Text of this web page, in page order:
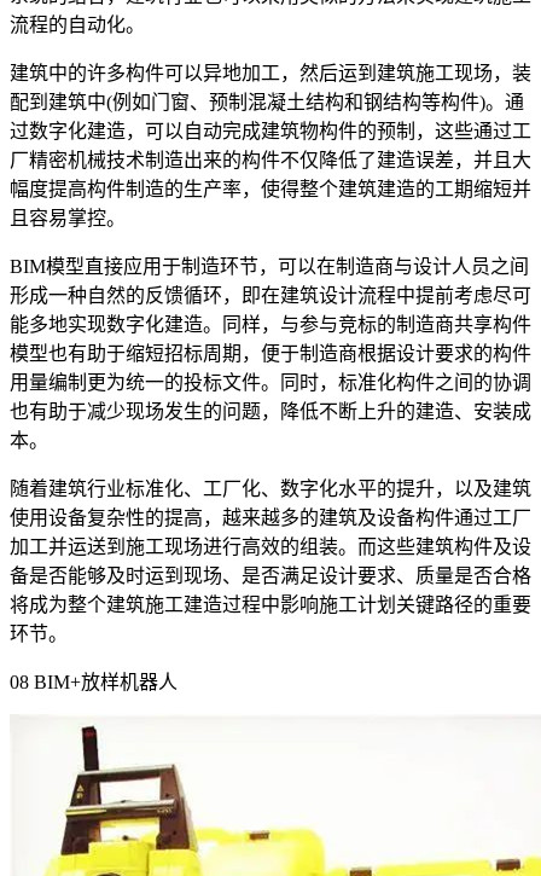
流程的自动化。
建筑中的许多构件可以异地加工，然后运到建筑施工现场，装
配到建筑中(例如门窗、预制混凝土结构和钢结构等构件)。通
过数字化建造，可以自动完成建筑物构件的预制，这些通过工
厂精密机械技术制造出来的构件不仅降低了建造误差，并且大
幅度提高构件制造的生产率，使得整个建筑建造的工期缩短并
且容易掌控。
BIM模型直接应用于制造环节，可以在制造商与设计人员之间
形成一种自然的反馈循环，即在建筑设计流程中提前考虑尽可
能多地实现数字化建造。同样，与参与竞标的制造商共享构件
模型也有助于缩短招标周期，便于制造商根据设计要求的构件
用量编制更为统一的投标文件。同时，标准化构件之间的协调
也有助于减少现场发生的问题，降低不断上升的建造、安装成
本。
随着建筑行业标准化、工厂化、数字化水平的提升，以及建筑
使用设备复杂性的提高，越来越多的建筑及设备构件通过工厂
加工并运送到施工现场进行高效的组装。而这些建筑构件及设
备是否能够及时运到现场、是否满足设计要求、质量是否合格
将成为整个建筑施工建造过程中影响施工计划关键路径的重要
环节。
08 BIM+放样机器人